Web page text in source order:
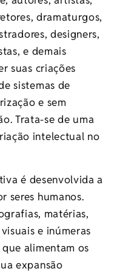
dramaturgos,
designers,
e demais
suas criações
sistemas de
e sem
Trata-se de uma
intelectual no
é desenvolvida a
seres humanos.
matérias,
e inúmeras
alimentam os
expansão